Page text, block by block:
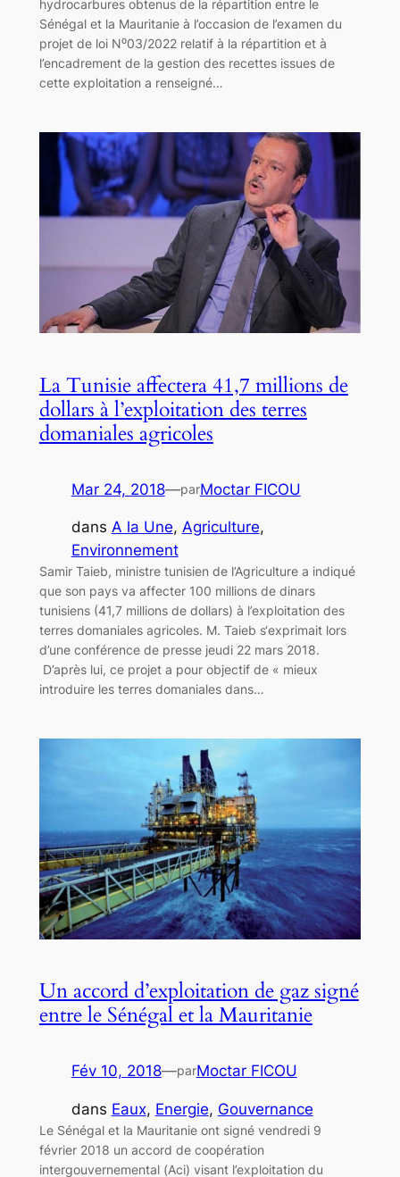
hydrocarbures obtenus de la répartition entre le
Sénégal et la Mauritanie à l’occasion de l’examen du
projet de loi N⁰03/2022 relatif à la répartition et à
l’encadrement de la gestion des recettes issues de
cette exploitation a renseigné…
La Tunisie affectera 41,7 millions de
dollars à l’exploitation des terres
domaniales agricoles
Mar 24, 2018—parMoctar FICOU
dans A la Une, Agriculture
Environnement
Samir Taieb, ministre tunisien de l’Agriculture a indiqué
que son pays va affecter 100 millions de dinars
tunisiens (41,7 millions de dollars) à l’exploitation des
terres domaniales agricoles. M. Taieb s‘exprimait lors
d’une conférence de presse jeudi 22 mars 2018.
D’après lui, ce projet a pour objectif de « mieux
introduire les terres domaniales dans…
Un accord d’exploitation de gaz signé
entre le Sénégal et la Mauritanie
Fév 10, 2018—parMoctar FICOU
dans Eaux, Energie, Gouvernance
Le Sénégal et la Mauritanie ont signé vendredi 9
février 2018 un accord de coopération
intergouvernemental (Aci) visant l’exploitation du